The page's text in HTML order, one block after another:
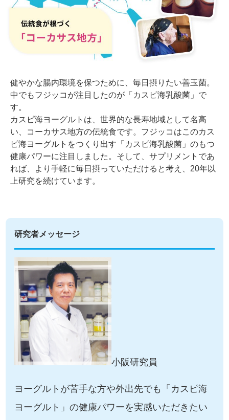
健やかな腸内環境を保つために、毎日摂りたい善玉菌。
中でもフジッコが注目したのが「カスピ海乳酸菌」で
す。
カスピ海ヨーグルトは、世界的な長寿地域として名高
い、コーカサス地方の伝統食です。フジッコはこのカス
ピ海ヨーグルトをつくり出す「カスピ海乳酸菌」のもつ
健康パワーに注目しました。そして、サプリメントであ
れば、より手軽に毎日摂っていただけると考え、20年以
上研究を続けています。
研究者メッセージ
小阪研究員
ヨーグルトが苦手な方や外出先でも「カスピ海
ヨーグルト」の健康パワーを実感いただきたい